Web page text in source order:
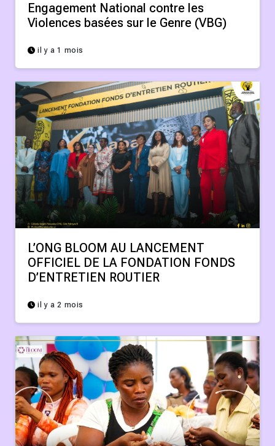
Engagement National contre les
Violences basées sur le Genre (VBG)
il y a 1 mois
L’ONG BLOOM AU LANCEMENT
OFFICIEL DE LA FONDATION FONDS
D’ENTRETIEN ROUTIER
il y a 2 mois